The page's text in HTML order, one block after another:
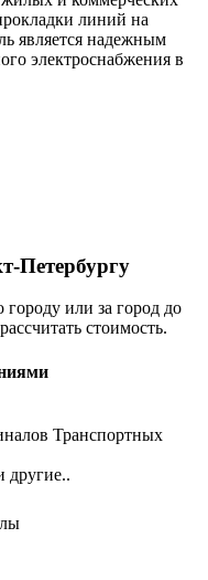
линий на
является надежным
электроснабжения в
Петербургу
или за город до
стоимость.
Транспортных